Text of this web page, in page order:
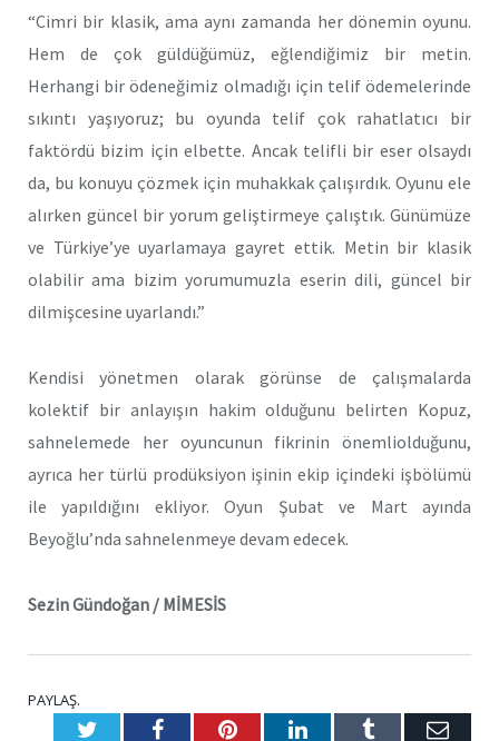
“Cimri bir klasik, ama aynı zamanda her dönemin oyunu.
Hem de çok güldüğümüz, eğlendiğimiz bir metin.
Herhangi bir ödeneğimiz olmadığı için telif ödemelerinde
sıkıntı yaşıyoruz; bu oyunda telif çok rahatlatıcı bir
faktördü bizim için elbette. Ancak telifli bir eser olsaydı
da, bu konuyu çözmek için muhakkak çalışırdık. Oyunu ele
alırken güncel bir yorum geliştirmeye çalıştık. Günümüze
ve Türkiye’ye uyarlamaya gayret ettik. Metin bir klasik
olabilir ama bizim yorumumuzla eserin dili, güncel bir
dilmişcesine uyarlandı.”
Kendisi yönetmen olarak görünse de çalışmalarda
kolektif bir anlayışın hakim olduğunu belirten Kopuz,
sahnelemede her oyuncunun fikrinin önemliolduğunu,
ayrıca her türlü prodüksiyon işinin ekip içindeki işbölümü
ile yapıldığını ekliyor. Oyun Şubat ve Mart ayında
Beyoğlu’nda sahnelenmeye devam edecek.
Sezin Gündoğan / MİMESİS
PAYLAŞ.
TwitterFacebookPinterestLinkedInTumblr E-